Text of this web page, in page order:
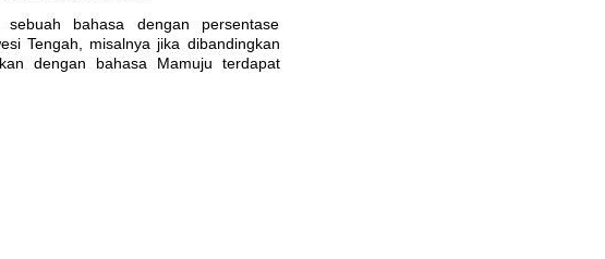
sebuah bahasa dengan persentase
Tengah, misalnya jika dibandingkan
dengan bahasa Mamuju terdapat